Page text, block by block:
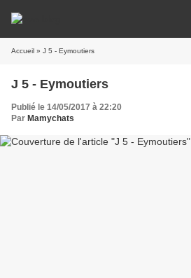
Accueil » J 5 - Eymoutiers
J 5 - Eymoutiers
Publié le 14/05/2017 à 22:20
Par Mamychats